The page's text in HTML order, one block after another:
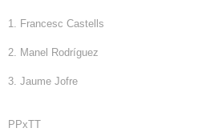
1. Francesc Castells
2. Manel Rodríguez
3. Jaume Jofre
PPxTT